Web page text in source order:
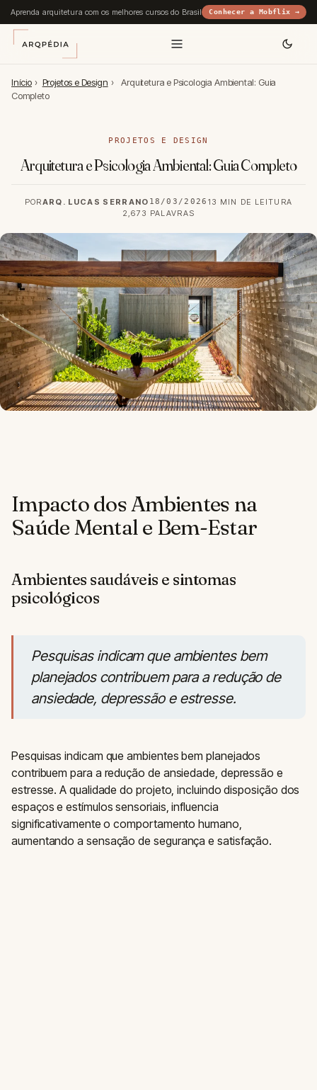
Aprenda arquitetura com os melhores cursos do Brasil Conhecer a Mobflix →
Início › Projetos e Design ›
Arquitetura e Psicologia Ambiental: Guia
Completo
PROJETOS E DESIGN
Arquitetura e Psicologia Ambiental: Guia Completo
PORARQ. LUCAS SERRANO 18/03/2026 13 MIN DE LEITURA
2,673 PALAVRAS
Impacto dos Ambientes na
Saúde Mental e Bem-Estar
Ambientes saudáveis e sintomas
psicológicos
Pesquisas indicam que ambientes bem
planejados contribuem para a redução de
ansiedade, depressão e estresse.
Pesquisas indicam que ambientes bem planejados
contribuem para a redução de ansiedade, depressão e
estresse. A qualidade do projeto, incluindo disposição dos
espaços e estímulos sensoriais, influencia
significativamente o comportamento humano,
aumentando a sensação de segurança e satisfação.